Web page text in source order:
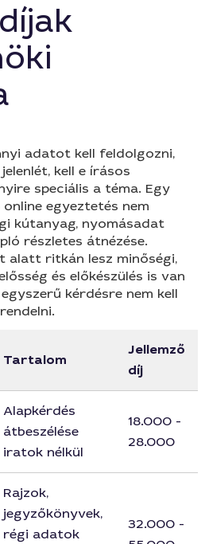
adatot kell feldolgozni,
kell e írásos
speciális a téma. Egy
egyeztetés nem
kútanyag, nyomásadat
részletes átnézése.
alatt ritkán lesz minőségi,
és előkészülés is van
kérdésre nem kell
Tartalom
Jellemző
díj
Alapkérdés
átbeszélése
iratok nélkül
18.000 -
28.000
Rajzok,
jegyzőkönyvek,
régi adatok
32.000 -